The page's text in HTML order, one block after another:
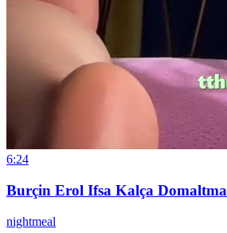
6:24
Burçin Erol Ifsa Kalça Domaltma
nightmeal